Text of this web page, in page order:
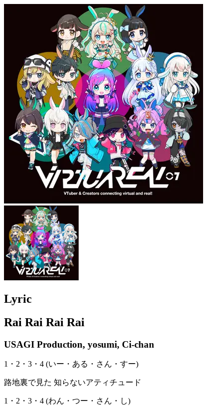
Lyric
Rai Rai Rai Rai
USAGI Production, yosumi, Ci-chan
1・2・3・4 (いー・ある・さん・すー)
路地裏で見た 知らないアティチュード
1・2・3・4 (わん・つー・さん・し)